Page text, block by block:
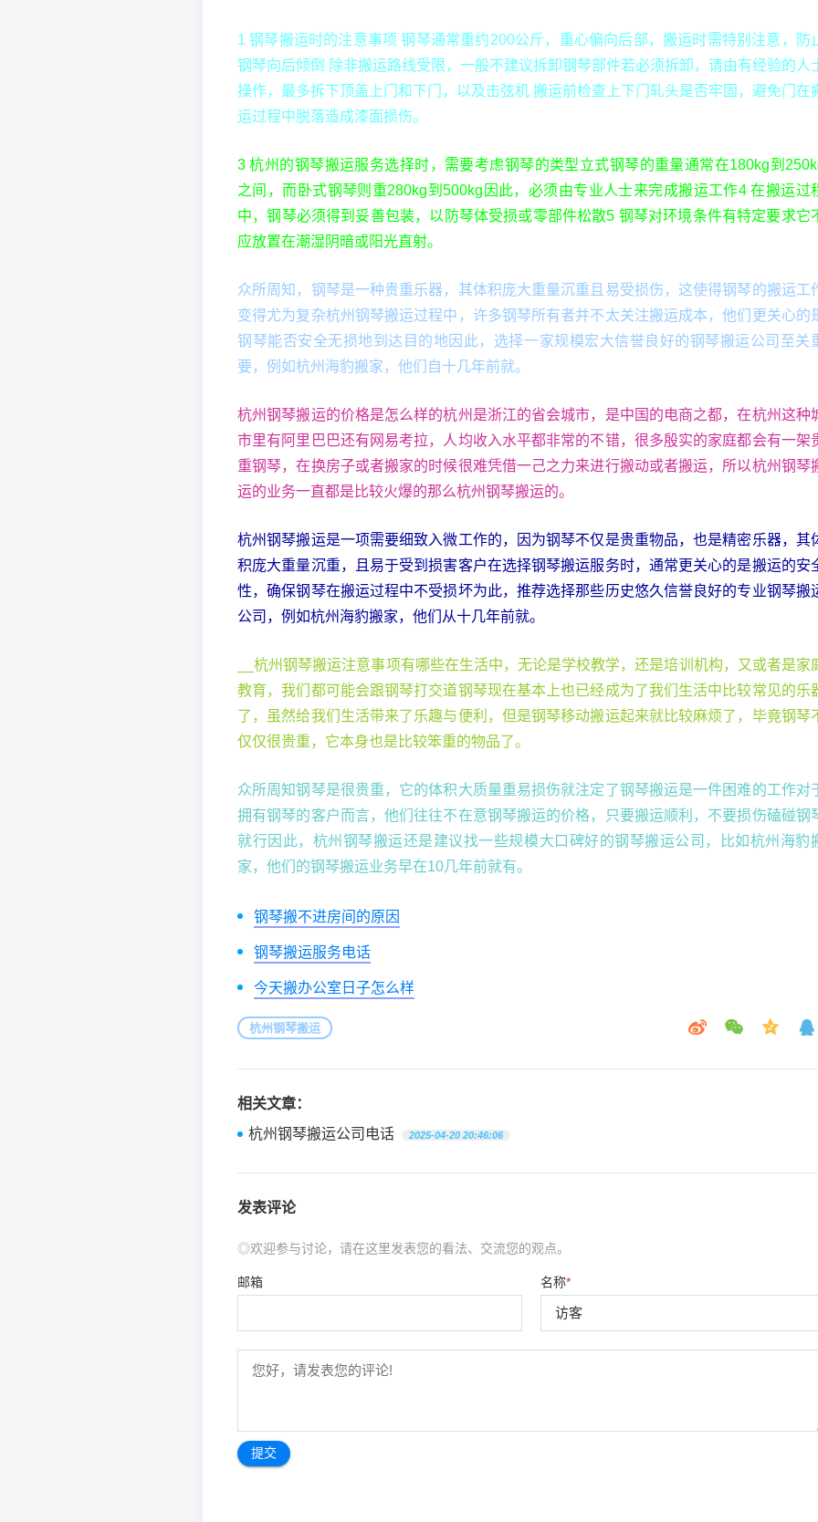
1 钢琴搬运时的注意事项 钢琴通常重约200公斤，重心偏向后部，搬运时需特别注意，防
钢琴向后倾倒 除非搬运路线受限，一般不建议拆卸钢琴部件若必须拆卸，请由有经验的人
操作，最多拆下顶盖上门和下门，以及击弦机 搬运前检查上下门轧头是否牢固，避免门在
运过程中脱落造成漆面损伤。
3 杭州的钢琴搬运服务选择时，需要考虑钢琴的类型立式钢琴的重量通常在180kg到
之间，而卧式钢琴则重280kg到500kg因此，必须由专业人士来完成搬运工作4 在搬运过
中，钢琴必须得到妥善包装，以防琴体受损或零部件松散5 钢琴对环境条件有特定要求它
应放置在潮湿阴暗或阳光直射。
众所周知，钢琴是一种贵重乐器，其体积庞大重量沉重且易受损伤，这使得钢琴的搬运工
变得尤为复杂杭州钢琴搬运过程中，许多钢琴所有者并不太关注搬运成本，他们更关心的
钢琴能否安全无损地到达目的地因此，选择一家规模宏大信誉良好的钢琴搬运公司至关
要，例如杭州海豹搬家，他们自十几年前就。
杭州钢琴搬运的价格是怎么样的杭州是浙江的省会城市，是中国的电商之都，在杭州这种
市里有阿里巴巴还有网易考拉，人均收入水平都非常的不错，很多殷实的家庭都会有一架
重钢琴，在换房子或者搬家的时候很难凭借一己之力来进行搬动或者搬运，所以杭州钢琴
运的业务一直都是比较火爆的那么杭州钢琴搬运的。
杭州钢琴搬运是一项需要细致入微工作的，因为钢琴不仅是贵重物品，也是精密乐器，其
积庞大重量沉重，且易于受到损害客户在选择钢琴搬运服务时，通常更关心的是搬运的安
性，确保钢琴在搬运过程中不受损坏为此，推荐选择那些历史悠久信誉良好的专业钢琴搬
公司，例如杭州海豹搬家，他们从十几年前就。
__杭州钢琴搬运注意事项有哪些在生活中，无论是学校教学，还是培训机构，又或者是家
教育，我们都可能会跟钢琴打交道钢琴现在基本上也已经成为了我们生活中比较常见的乐
了，虽然给我们生活带来了乐趣与便利，但是钢琴移动搬运起来就比较麻烦了，毕竟钢琴
仅仅很贵重，它本身也是比较笨重的物品了。
众所周知钢琴是很贵重，它的体积大质量重易损伤就注定了钢琴搬运是一件困难的工作对
拥有钢琴的客户而言，他们往往不在意钢琴搬运的价格，只要搬运顺利，不要损伤磕碰钢
就行因此，杭州钢琴搬运还是建议找一些规模大口碑好的钢琴搬运公司，比如杭州海豹
家，他们的钢琴搬运业务早在10几年前就有。
钢琴搬不进房间的原因
钢琴搬运服务电话
今天搬办公室日子怎么样
杭州钢琴搬运
相关文章：
杭州钢琴搬运公司电话
2025-04-20 20:46:06
发表评论
◎欢迎参与讨论，请在这里发表您的看法、交流您的观点。
名称*
邮箱